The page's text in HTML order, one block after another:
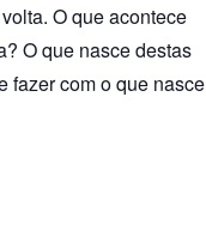
O que acontece
O que nasce destas
fazer com o que nasce